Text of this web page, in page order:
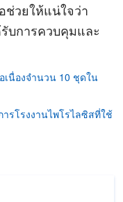
ช่วยให้แน่ใจว่า
บการควบคุมและ
เนื่องจำนวน 10 ชุดใน
ารโรงงานไพโรไลซิสที่ใช้